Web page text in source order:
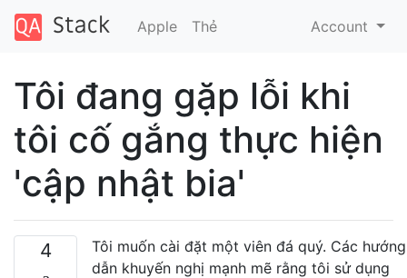
Apple Thẻ Account
Tôi đang gặp lỗi khi
tôi cố gắng thực hiện
'cập nhật bia'
4
Tôi muốn cài đặt một viên đá quý. Các hướng
dẫn khuyến nghị mạnh mẽ rằng tôi sử dụng